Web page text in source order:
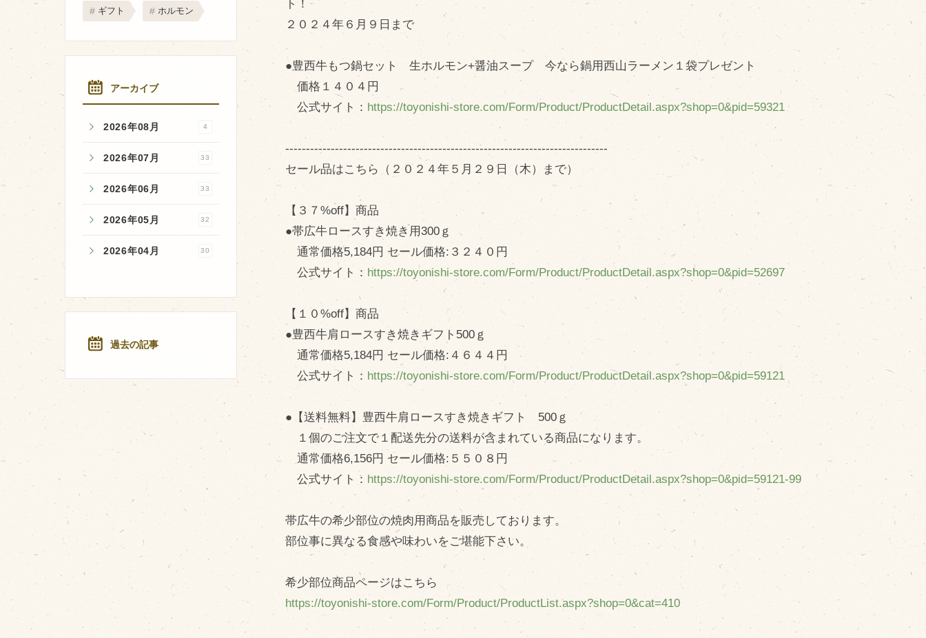
ギフト ホルモン
アーカイブ
2026年08月 4
2026年07月 33
2026年06月 33
2026年05月 32
2026年04月 30
過去の記事
ト！
２０２４年６月９日まで
●豊西牛もつ鍋セット 生ホルモン+醤油スープ 今なら鍋用西山ラーメン１袋プレゼント
価格１４０４円
公式サイト： https://toyonishi-store.com/Form/Product/ProductDetail.aspx?shop=0&pid=59321
------------------------------------------------------------------------------
セール品はこちら（２０２４年５月２９日（木）まで）
【３７%off】商品
●帯広牛ロースすき焼き用300ｇ
通常価格5,184円 セール価格:３２４０円
公式サイト： https://toyonishi-store.com/Form/Product/ProductDetail.aspx?shop=0&pid=52697
【１０%off】商品
●豊西牛肩ロースすき焼きギフト500ｇ
通常価格5,184円 セール価格:４６４４円
公式サイト： https://toyonishi-store.com/Form/Product/ProductDetail.aspx?shop=0&pid=59121
●【送料無料】豊西牛肩ロースすき焼きギフト 500ｇ
１個のご注文で１配送先分の送料が含まれている商品になります。
通常価格6,156円 セール価格:５５０８円
公式サイト： https://toyonishi-store.com/Form/Product/ProductDetail.aspx?shop=0&pid=59121-99
帯広牛の希少部位の焼肉用商品を販売しております。
部位事に異なる食感や味わいをご堪能下さい。
希少部位商品ページはこちら
https://toyonishi-store.com/Form/Product/ProductList.aspx?shop=0&cat=410